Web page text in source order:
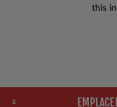
this